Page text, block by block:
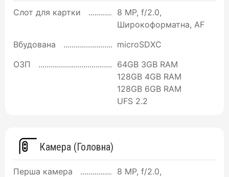
Слот для картки
8 MP, f/2.0,
Широкоформатна, AF
Вбудована
microSDXC
ОЗП
64GB 3GB RAM
128GB 4GB RAM
128GB 6GB RAM
UFS 2.2
Камера (Головна)
Перша камера
8 MP, f/2.0,